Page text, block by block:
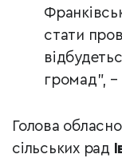
стати
громад", –
Голова
сільських рад